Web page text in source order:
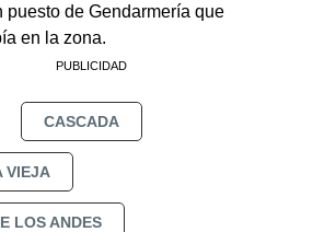
puesto de Gendarmería que
en la zona.
CASCADA
VIEJA
LOS ANDES